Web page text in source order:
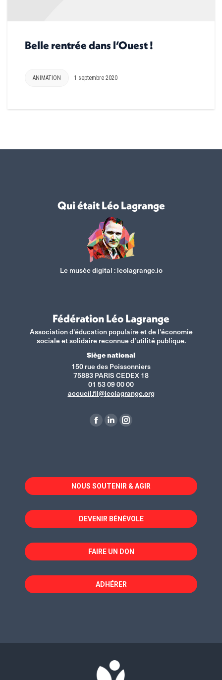
Belle rentrée dans l’Ouest !
ANIMATION 1 septembre 2020
Qui était Léo Lagrange
Le musée digital :leolagrange.io
Fédération Léo Lagrange
Association d'éducation populaire et de l'économie
sociale et solidaire reconnue d’utilité publique.
Siège national
150 rue des Poissonniers
75883 PARIS CEDEX 18
01 53 09 00 00
accueil.fll@leolagrange.org
La
dans
une
fenêtre
La
dans
une
fenêtre
La
dans
une
fenêtre
NOUS SOUTENIR & AGIR
DEVENIR BÉNÉVOLE
FAIRE UN DON
ADHÉRER